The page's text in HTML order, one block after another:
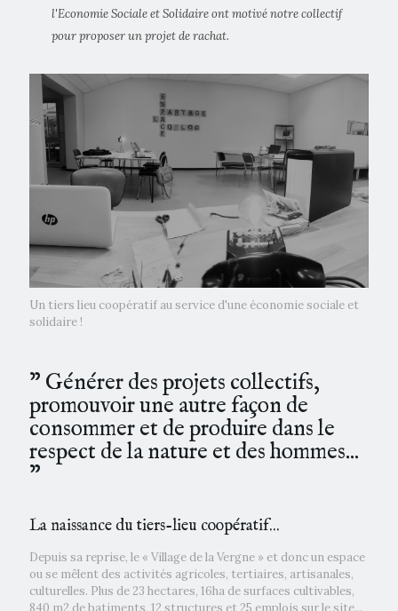
l'Economie Sociale et Solidaire ont motivé notre collectif
pour proposer un projet de rachat.
Un tiers lieu coopératif au service d'une économie sociale et
solidaire !
” Générer des projets collectifs,
promouvoir une autre façon de
consommer et de produire dans le
respect de la nature et des hommes...
”
La naissance du tiers-lieu coopératif...
Depuis sa reprise, le « Village de la Vergne » et donc un espace
ou se mêlent des activités agricoles, tertiaires, artisanales,
culturelles. Plus de 23 hectares, 16ha de surfaces cultivables,